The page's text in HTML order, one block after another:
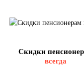
Скидки
всегда